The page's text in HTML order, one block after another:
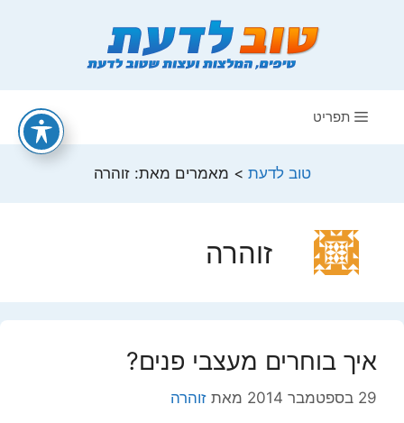
תפריט
טוב לדעת > מאמרים מאת: זוהרה
זוהרה
איך בוחרים מעצבי פנים?
29 בספטמבר 2014 מאת זוהרה